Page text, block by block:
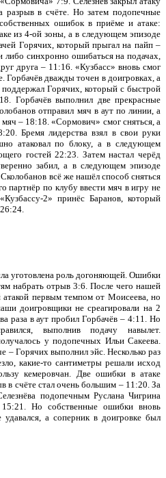
в счёте. Но затем подопечные
ошибок в приёме и атаке:
из 4-ой зоны, а в следующем эпизоде
Горячих, который прыгал на пайп –
синхронно ошибаться на подачах,
друга – 11:16. «Кузбасс» вновь смог
Горбачёв дважды точен в доигровках, а
поддержал Горячих, который с быстрой
Горбачёв выполнил две прекрасные
отправил мяч в аут по линии, а
– 18:18. «Сормович» смог сняться, а
Бремя лидерства взял в свои руки
атаковал по блоку, а в следующем
гостей 22:23. Затем настал черёд
забил, а в следующем эпизоде
всё же нашёл способ сняться
партнёр по клубу ввести мяч в игру не
2» принёс Баранов, который
уготовлена роль догоняющей. Ошибки
набрать отрыв 3:6. После чего нашей
атакой первым темпом от Моисеева, но
доигровщики не среагировали на 2
раза в аут пробил Горбачёв – 4:11. Но
выполнив подачу навылет.
у подопечных Ильи Сакеева.
– Горячих выполнил эйс. Несколько раз
какие-то сантиметры решали исход
кемеровчан. Две ошибки в атаке
в счёте стал очень большим – 11:20. За
подопечным Руслана Чигрина
Но собственные ошибки вновь
а соперник в доигровке был